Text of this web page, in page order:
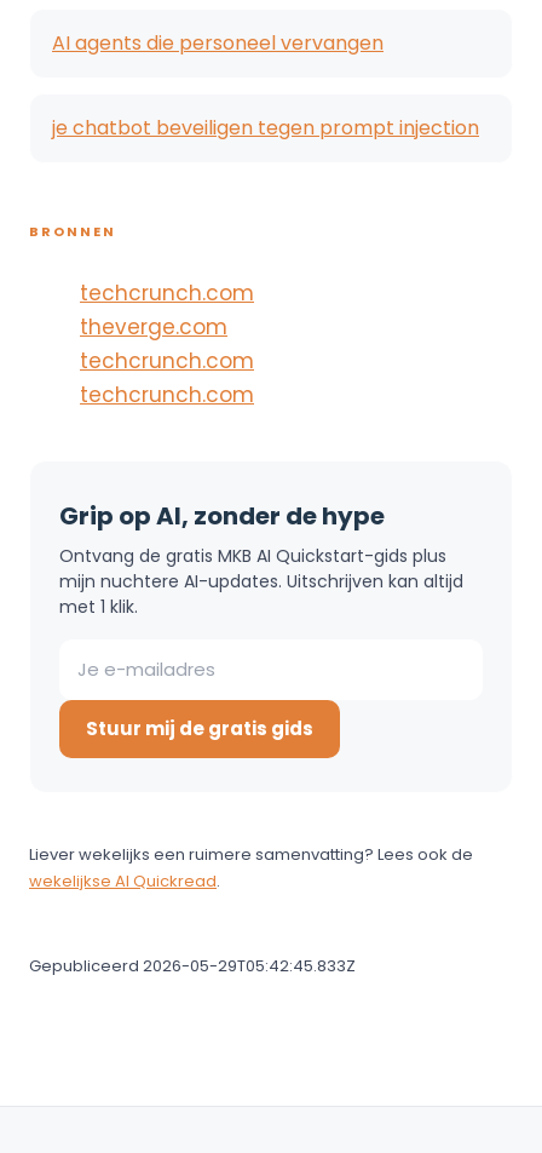
AI agents die personeel vervangen
je chatbot beveiligen tegen prompt injection
BRONNEN
techcrunch.com
theverge.com
techcrunch.com
techcrunch.com
Grip op AI, zonder de hype
Ontvang de gratis MKB AI Quickstart-gids plus
mijn nuchtere AI-updates. Uitschrijven kan altijd
met 1 klik.
Stuur mij de gratis gids
Liever wekelijks een ruimere samenvatting? Lees ook de
wekelijkse AI Quickread.
Gepubliceerd 2026-05-29T05:42:45.833Z